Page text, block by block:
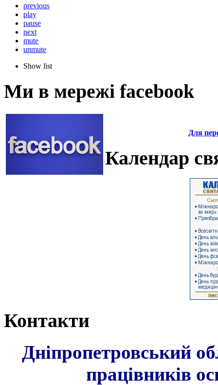
previous
play
pause
next
mute
unmute
Show list
Ми в мережі facebook
Для
Календар
Контакти
Дніпропетровський
працівників